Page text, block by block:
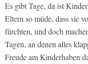
Es gibt Tage, da ist
Eltern so müde, dass sie
fürchten, und doch
Tagen, an denen alles
Freude am Kinderhaben